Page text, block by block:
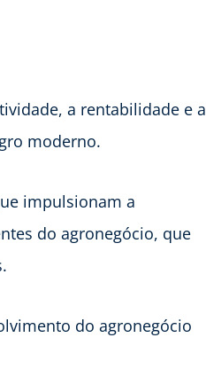
a rentabilidade e a
moderno.
impulsionam a
do agronegócio, que
do agronegócio